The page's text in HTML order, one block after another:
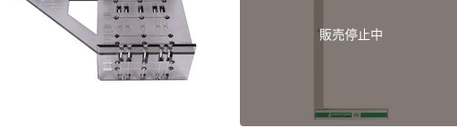
販売停止中